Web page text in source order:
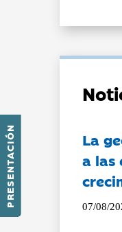
PRESENTACIÓN
La
a las
07/08/